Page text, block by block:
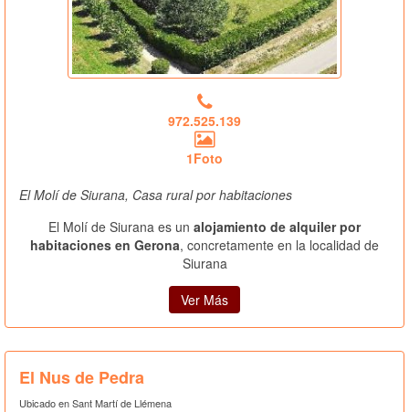
972.525.139
1Foto
El Molí de Siurana, Casa rural por habitaciones
El Molí de Siurana es un alojamiento de alquiler por
habitaciones en Gerona, concretamente en la localidad de
Siurana
Ver Más
El Nus de Pedra
Ubicado en Sant Martí de Llémena